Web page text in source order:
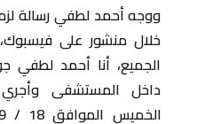
خلال منشور على
الجميع، أنا أحمد لطفي
داخل المستشفى